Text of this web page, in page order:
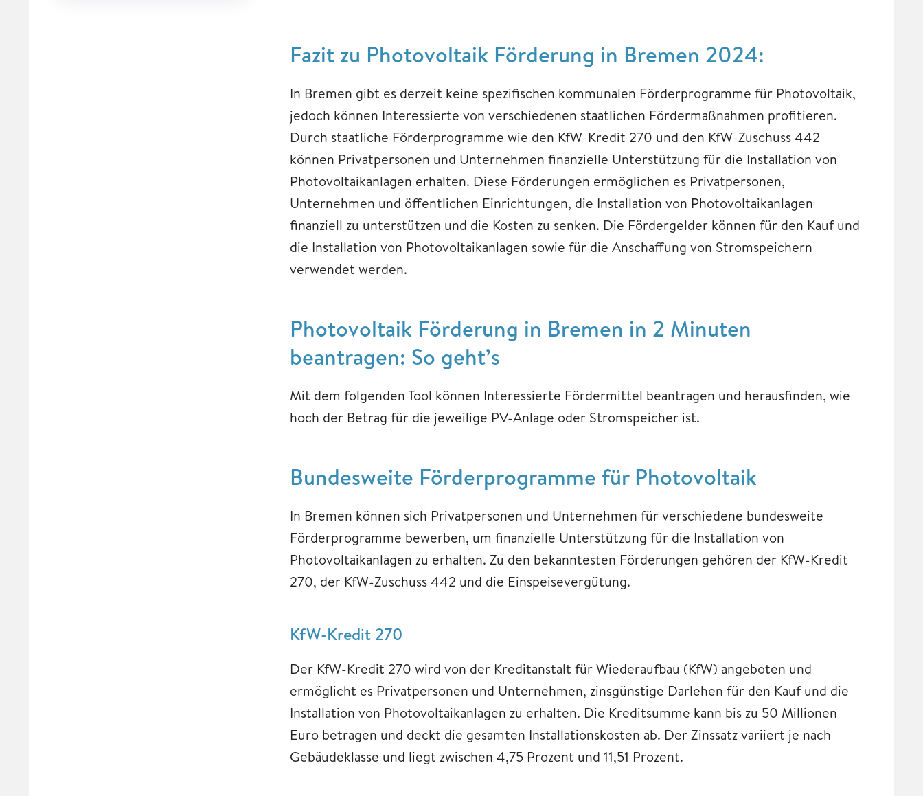
Fazit zu Photovoltaik Förderung in Bremen 2024:
In Bremen gibt es derzeit keine spezifischen kommunalen Förderprogramme für Photovoltaik,
jedoch können Interessierte von verschiedenen staatlichen Fördermaßnahmen profitieren.
Durch staatliche Förderprogramme wie den KfW-Kredit 270 und den KfW-Zuschuss 442
können Privatpersonen und Unternehmen finanzielle Unterstützung für die Installation von
Photovoltaikanlagen erhalten. Diese Förderungen ermöglichen es Privatpersonen,
Unternehmen und öffentlichen Einrichtungen, die Installation von Photovoltaikanlagen
finanziell zu unterstützen und die Kosten zu senken. Die Fördergelder können für den Kauf und
die Installation von Photovoltaikanlagen sowie für die Anschaffung von Stromspeichern
verwendet werden.
Photovoltaik Förderung in Bremen in 2 Minuten
beantragen: So geht’s
Mit dem folgenden Tool können Interessierte Fördermittel beantragen und herausfinden, wie
hoch der Betrag für die jeweilige PV-Anlage oder Stromspeicher ist.
Bundesweite Förderprogramme für Photovoltaik
In Bremen können sich Privatpersonen und Unternehmen für verschiedene bundesweite
Förderprogramme bewerben, um finanzielle Unterstützung für die Installation von
Photovoltaikanlagen zu erhalten. Zu den bekanntesten Förderungen gehören der KfW-Kredit
270, der KfW-Zuschuss 442 und die Einspeisevergütung.
KfW-Kredit 270
Der KfW-Kredit 270 wird von der Kreditanstalt für Wiederaufbau (KfW) angeboten und
ermöglicht es Privatpersonen und Unternehmen, zinsgünstige Darlehen für den Kauf und die
Installation von Photovoltaikanlagen zu erhalten. Die Kreditsumme kann bis zu 50 Millionen
Euro betragen und deckt die gesamten Installationskosten ab. Der Zinssatz variiert je nach
Gebäudeklasse und liegt zwischen 4,75 Prozent und 11,51 Prozent.